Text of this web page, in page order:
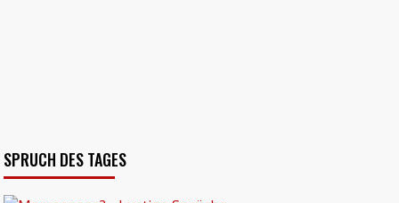
SPRUCH DES TAGES